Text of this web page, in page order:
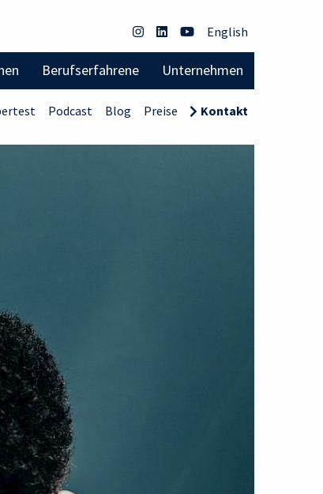
English
Berufserfahrene Unternehmen
Podcast Blog Preise Kontakt